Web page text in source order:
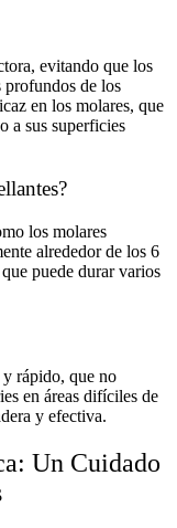
evitando que los
profundos de los
en los molares, que
a sus superficies
los molares
alrededor de los 6
puede durar varios
rápido, que no
en áreas difíciles de
y efectiva.
Un Cuidado